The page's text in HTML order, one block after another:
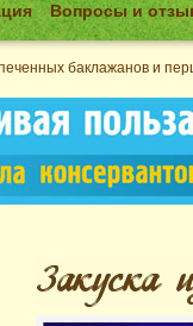
Вопросы и
баклажанов и